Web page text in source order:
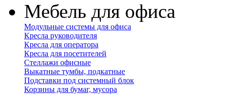
Мебель для офиса
Модульные системы для офиса
Кресла руководителя
Кресла для оператора
Кресла для посетителей
Стеллажи офисные
Выкатные тумбы, подкатные
Подставки под системный блок
Корзины для бумаг, мусора